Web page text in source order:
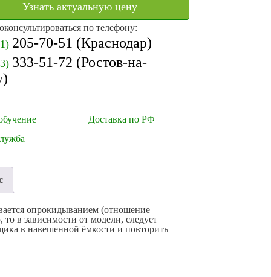
Узнать актуальную цену
по телефону:
205-70-51 (Краснодар)
333-51-72 (Ростов-на-
Доставка по РФ
опрокидыванием (отношение
в зависимости от модели, следует
в навешенной ёмкости и повторить